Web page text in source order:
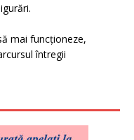
mai funcționeze,
întregii